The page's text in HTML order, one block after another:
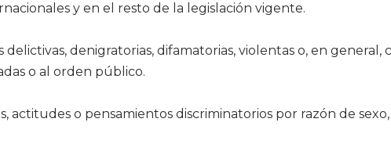
y en el resto de la legislación vigente.
denigratorias, difamatorias, violentas o, en general,
o al orden público.
actitudes o pensamientos discriminatorios por razón de